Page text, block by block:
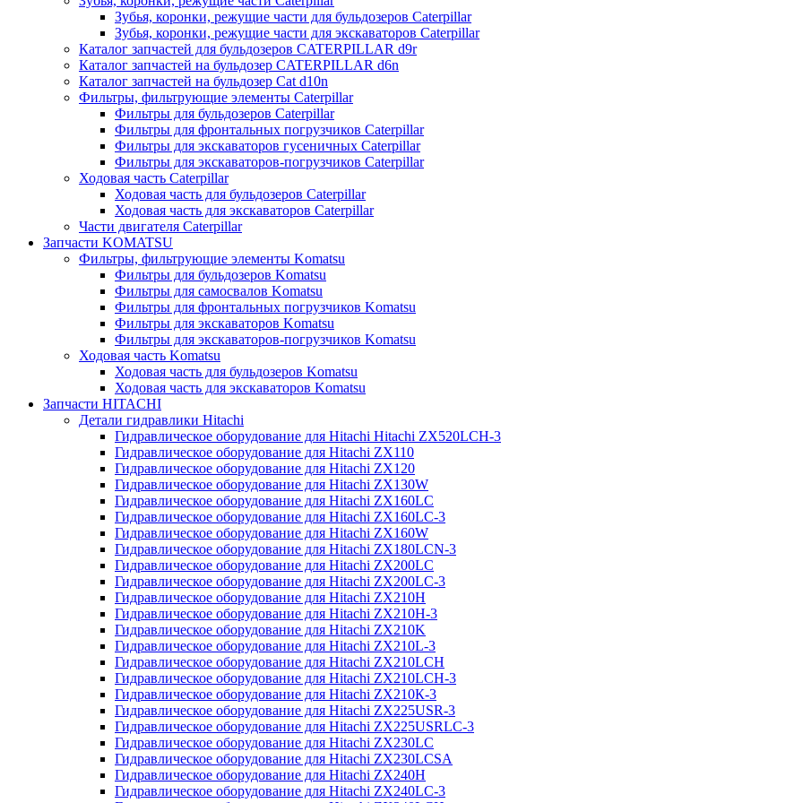
Зубья, коронки, режущие части для бульдозеров Caterpillar
Зубья, коронки, режущие части для экскаваторов Caterpillar
Каталог запчастей для бульдозеров CATERPILLAR d9r
Каталог запчастей на бульдозер CATERPILLAR d6n
Каталог запчастей на бульдозер Сat d10n
Фильтры, фильтрующие элементы Caterpillar
Фильтры для бульдозеров Caterpillar
Фильтры для фронтальных погрузчиков Caterpillar
Фильтры для экскаваторов гусеничных Caterpillar
Фильтры для экскаваторов-погрузчиков Caterpillar
Ходовая часть Caterpillar
Ходовая часть для бульдозеров Caterpillar
Ходовая часть для экскаваторов Caterpillar
Части двигателя Caterpillar
Запчасти KOMATSU
Фильтры, фильтрующие элементы Komatsu
Фильтры для бульдозеров Komatsu
Фильтры для самосвалов Komatsu
Фильтры для фронтальных погрузчиков Komatsu
Фильтры для экскаваторов Komatsu
Фильтры для экскаваторов-погрузчиков Komatsu
Ходовая часть Komatsu
Ходовая часть для бульдозеров Komatsu
Ходовая часть для экскаваторов Komatsu
Запчасти HITACHI
Детали гидравлики Hitachi
Гидравлическое оборудование для Hitachi Hitachi ZX520LCH-3
Гидравлическое оборудование для Hitachi ZX110
Гидравлическое оборудование для Hitachi ZX120
Гидравлическое оборудование для Hitachi ZX130W
Гидравлическое оборудование для Hitachi ZX160LC
Гидравлическое оборудование для Hitachi ZX160LC-3
Гидравлическое оборудование для Hitachi ZX160W
Гидравлическое оборудование для Hitachi ZX180LCN-3
Гидравлическое оборудование для Hitachi ZX200LC
Гидравлическое оборудование для Hitachi ZX200LC-3
Гидравлическое оборудование для Hitachi ZX210H
Гидравлическое оборудование для Hitachi ZX210H-3
Гидравлическое оборудование для Hitachi ZX210K
Гидравлическое оборудование для Hitachi ZX210L-3
Гидравлическое оборудование для Hitachi ZX210LCH
Гидравлическое оборудование для Hitachi ZX210LCH-3
Гидравлическое оборудование для Hitachi ZX210К-3
Гидравлическое оборудование для Hitachi ZX225USR-3
Гидравлическое оборудование для Hitachi ZX225USRLC-3
Гидравлическое оборудование для Hitachi ZX230LC
Гидравлическое оборудование для Hitachi ZX230LCSA
Гидравлическое оборудование для Hitachi ZX240H
Гидравлическое оборудование для Hitachi ZX240LC-3